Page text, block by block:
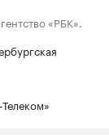
«РБК».